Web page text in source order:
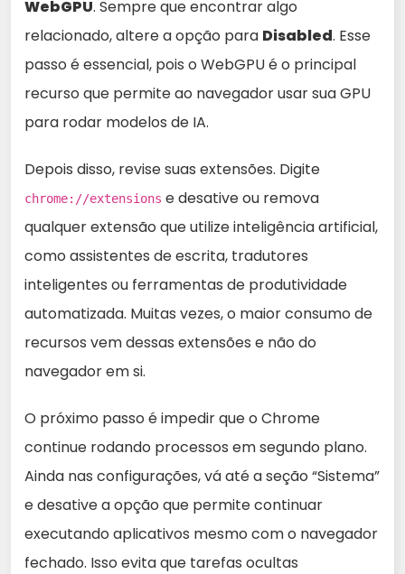
WebGPU. Sempre que encontrar algo
relacionado, altere a opção para Disabled. Esse
passo é essencial, pois o WebGPU é o principal
recurso que permite ao navegador usar sua GPU
para rodar modelos de IA.
Depois disso, revise suas extensões. Digite
chrome://extensions e desative ou remova
qualquer extensão que utilize inteligência artificial,
como assistentes de escrita, tradutores
inteligentes ou ferramentas de produtividade
automatizada. Muitas vezes, o maior consumo de
recursos vem dessas extensões e não do
navegador em si.
O próximo passo é impedir que o Chrome
continue rodando processos em segundo plano.
Ainda nas configurações, vá até a seção “Sistema”
e desative a opção que permite continuar
executando aplicativos mesmo com o navegador
fechado. Isso evita que tarefas ocultas